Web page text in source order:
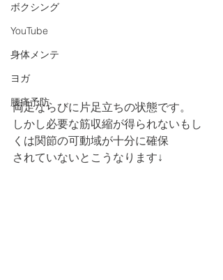
ボクシング
YouTube
身体メンテ
ヨガ
腰痛予防
両足ならびに片足立ちの状態です。
しかし必要な筋収縮が得られないもし
くは関節の可動域が十分に確保
されていないとこうなります↓